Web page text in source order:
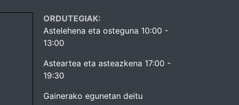
ORDUTEGIAK:
Astelehena eta osteguna 10:00 -
13:00
Asteartea eta asteazkena 17:00 -
19:30
Gainerako egunetan deitu